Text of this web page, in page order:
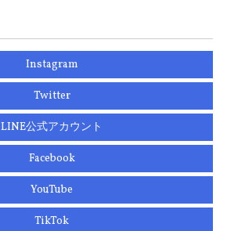
Instagram
Twitter
LINE公式アカウント
Facebook
YouTube
TikTok